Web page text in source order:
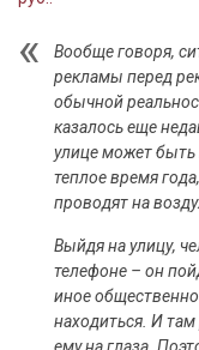
Вообще говоря,
рекламы перед
обычной
казалось еще
улице может
теплое время
проводят на
Выйдя на улицу,
телефоне – он
иное
находиться. И